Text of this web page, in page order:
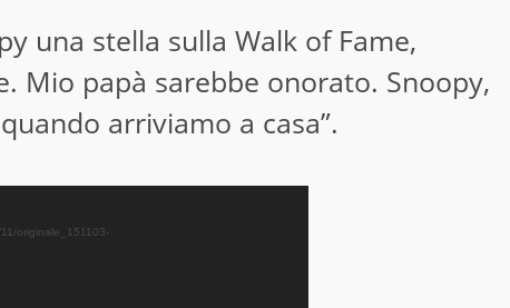
una stella sulla Walk of Fame,
Mio papà sarebbe onorato. Snoopy,
arriviamo a casa”.
originale_151103-